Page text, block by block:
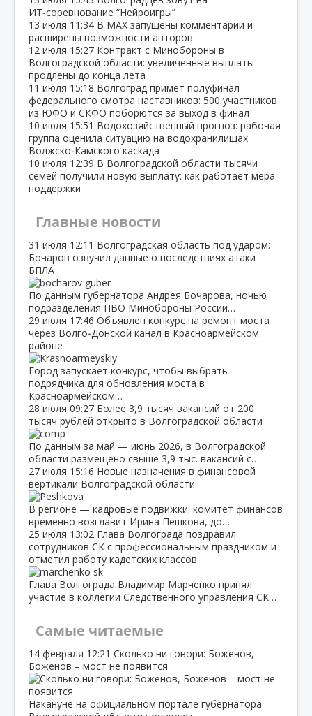
ИТ‑соревнование “Нейроигры”
13 июля 11:34 В МАХ запущены комментарии и
расширены возможности авторов
12 июля 15:27 Контракт с Минобороны в
Волгоградской области: увеличенные выплаты
продлены до конца лета
11 июля 15:18 Волгоград примет полуфинал
федерального смотра наставников: 500 участников
из ЮФО и СКФО поборются за выход в финал
10 июля 15:51 Водохозяйственный прогноз: рабочая
группа оценила ситуацию на водохранилищах
Волжско‑Камского каскада
10 июля 12:39 В Волгоградской области тысячи
семей получили новую выплату: как работает мера
поддержки
Главные новости
31 июля 12:11 Волгоградская область под ударом:
Бочаров озвучил данные о последствиях атаки
БПЛА
По данным губернатора Андрея Бочарова, ночью
подразделения ПВО Минобороны России…
29 июля 17:46 Объявлен конкурс на ремонт моста
через Волго‑Донской канал в Красноармейском
районе
Город запускает конкурс, чтобы выбрать
подрядчика для обновления моста в
Красноармейском…
28 июля 09:27 Более 3,9 тысяч вакансий от 200
тысяч рублей открыто в Волгоградской области
По данным за май — июнь 2026, в Волгоградской
области размещено свыше 3,9 тыс. вакансий с…
27 июля 15:16 Новые назначения в финансовой
вертикали Волгоградской области
В регионе — кадровые подвижки: комитет финансов
временно возглавит Ирина Пешкова, до…
25 июля 13:02 Глава Волгограда поздравил
сотрудников СК с профессиональным праздником и
отметил работу кадетских классов
Глава Волгограда Владимир Марченко принял
участие в коллегии Следственного управления СК…
Самые читаемые
14 февраля 12:21 Сколько ни говори: Боженов,
Боженов – мост не появится
Накануне на официальном портале губернатора